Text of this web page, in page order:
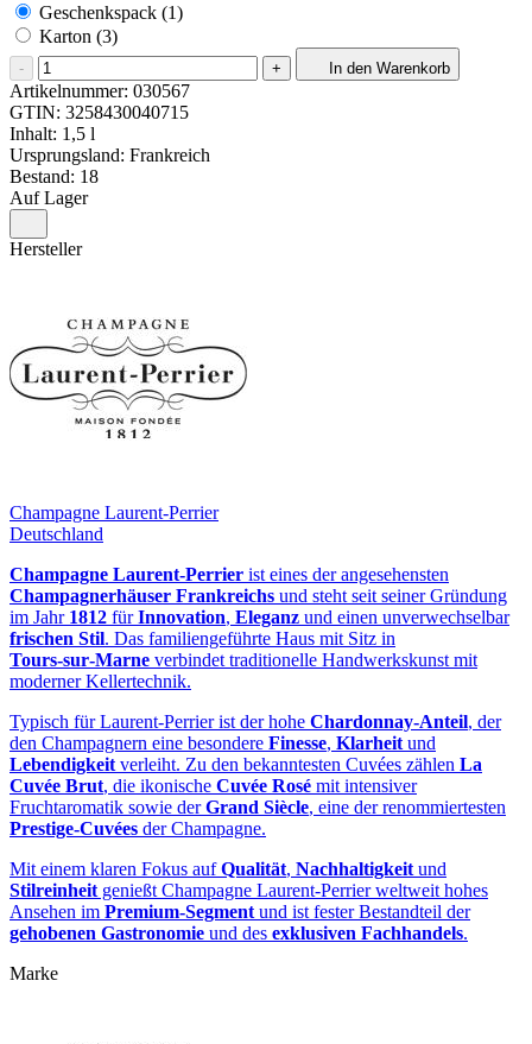
Geschenkspack (1)
Karton (3)
- + In den Warenkorb
Artikelnummer: 030567
GTIN: 3258430040715
Inhalt: 1,5 l
Ursprungsland: Frankreich
Bestand: 18
Auf Lager
Hersteller
Champagne Laurent-Perrier
Deutschland
Champagne Laurent‑Perrier ist eines der angesehensten
Champagnerhäuser Frankreichs und steht seit seiner Gründung
im Jahr 1812 fürInnovation, Eleganz und einen unverwechselbar
frischen Stil. Das familiengeführte Haus mit Sitz in
Tours‑sur‑Marne verbindet traditionelle Handwerkskunst mit
moderner Kellertechnik.
Typisch für Laurent‑Perrier ist der hohe Chardonnay‑Anteil, der
den Champagnern eine besondere Finesse, Klarheit und
Lebendigkeit verleiht. Zu den bekanntesten Cuvées zählen La
Cuvée Brut, die ikonische Cuvée Rosé mit intensiver
Fruchtaromatik sowie derGrand Siècle, eine der renommiertesten
Prestige‑Cuvées der Champagne.
Mit einem klaren Fokus aufQualität, Nachhaltigkeit und
Stilreinheit genießt Champagne Laurent‑Perrier weltweit hohes
Ansehen im Premium‑Segment und ist fester Bestandteil der
gehobenen Gastronomie und des exklusiven Fachhandels.
Marke